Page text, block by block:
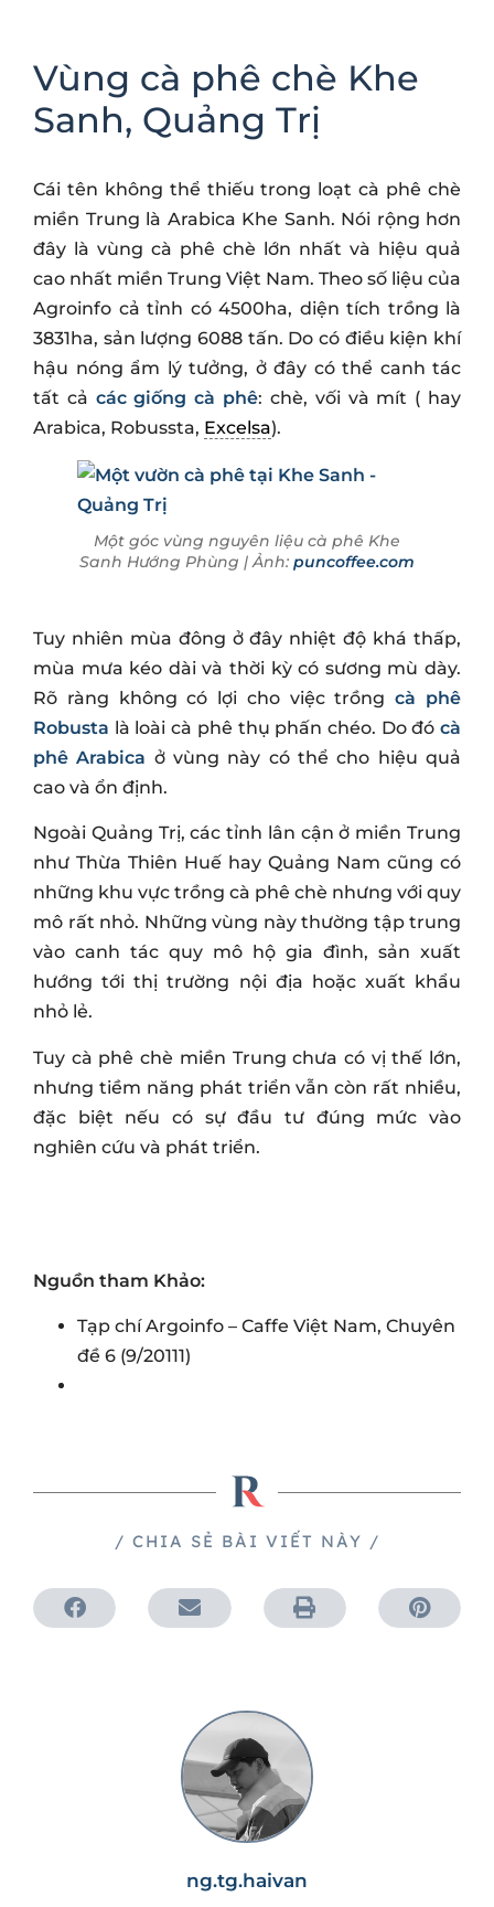
Vùng cà phê chè Khe
Sanh, Quảng Trị
Cái tên không thể thiếu trong loạt cà phê chè
miền Trung là Arabica Khe Sanh. Nói rộng hơn
đây là vùng cà phê chè lớn nhất và hiệu quả
cao nhất miền Trung Việt Nam. Theo số liệu của
Agroinfo cả tỉnh có 4500ha, diện tích trồng là
3831ha, sản lượng 6088 tấn. Do có điều kiện khí
hậu nóng ẩm lý tưởng, ở đây có thể canh tác
tất cả các giống cà phê: chè, vối và mít ( hay
Arabica, Robussta, Excelsa).
Một góc vùng nguyên liệu cà phê Khe
Sanh Hướng Phùng | Ảnh: puncoffee.com
Tuy nhiên mùa đông ở đây nhiệt độ khá thấp,
mùa mưa kéo dài và thời kỳ có sương mù dày.
Rõ ràng không có lợi cho việc trồngcà phê
Robusta là loài cà phê thụ phấn chéo. Do đó cà
phê Arabica ở vùng này có thể cho hiệu quả
cao và ổn định.
Ngoài Quảng Trị, các tỉnh lân cận ở miền Trung
như Thừa Thiên Huế hay Quảng Nam cũng có
những khu vực trồng cà phê chè nhưng với quy
mô rất nhỏ. Những vùng này thường tập trung
vào canh tác quy mô hộ gia đình, sản xuất
hướng tới thị trường nội địa hoặc xuất khẩu
nhỏ lẻ.
Tuy cà phê chè miền Trung chưa có vị thế lớn,
nhưng tiềm năng phát triển vẫn còn rất nhiều,
đặc biệt nếu có sự đầu tư đúng mức vào
nghiên cứu và phát triển.
Nguồn tham Khảo:
Tạp chí Argoinfo – Caffe Việt Nam, Chuyên
đề 6 (9/20111)
/ CHIA SẺ BÀI VIẾT NÀY /
ng.tg.haivan